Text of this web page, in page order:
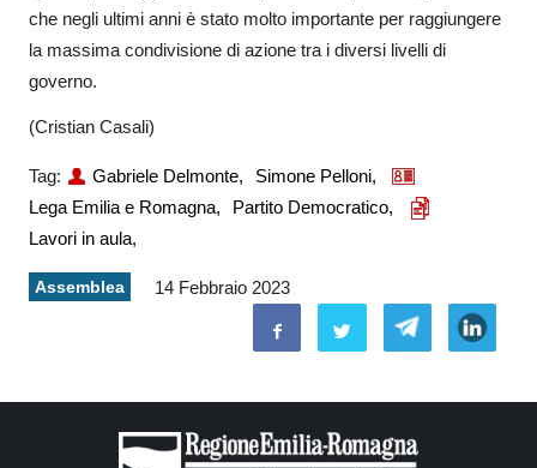
che negli ultimi anni è stato molto importante per raggiungere
la massima condivisione di azione tra i diversi livelli di
governo.
(Cristian Casali)
Tag: Gabriele Delmonte,
Simone Pelloni,
Lega Emilia e Romagna,
Partito Democratico,
Lavori in aula,
Assemblea 14 Febbraio 2023